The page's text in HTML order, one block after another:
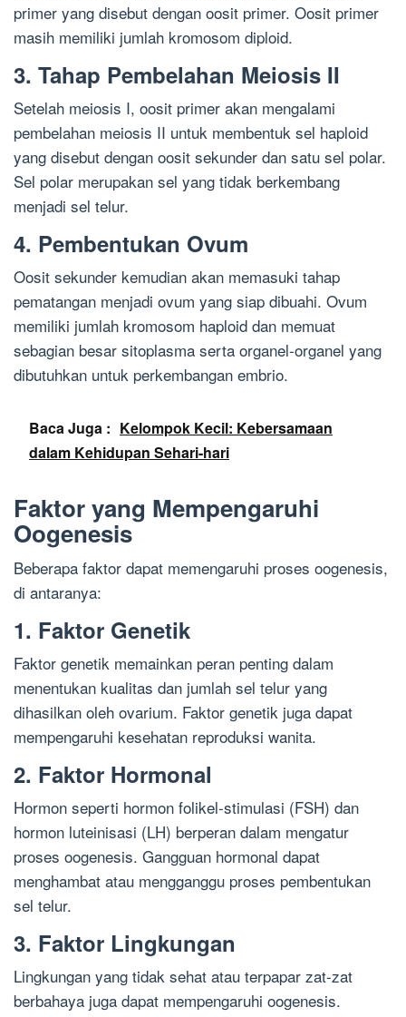
primer yang disebut dengan oosit primer. Oosit primer
masih memiliki jumlah kromosom diploid.
3. Tahap Pembelahan Meiosis II
Setelah meiosis I, oosit primer akan mengalami
pembelahan meiosis II untuk membentuk sel haploid
yang disebut dengan oosit sekunder dan satu sel polar.
Sel polar merupakan sel yang tidak berkembang
menjadi sel telur.
4. Pembentukan Ovum
Oosit sekunder kemudian akan memasuki tahap
pematangan menjadi ovum yang siap dibuahi. Ovum
memiliki jumlah kromosom haploid dan memuat
sebagian besar sitoplasma serta organel-organel yang
dibutuhkan untuk perkembangan embrio.
Baca Juga : Kelompok Kecil: Kebersamaan
dalam Kehidupan Sehari-hari
Faktor yang Mempengaruhi
Oogenesis
Beberapa faktor dapat memengaruhi proses oogenesis,
di antaranya:
1. Faktor Genetik
Faktor genetik memainkan peran penting dalam
menentukan kualitas dan jumlah sel telur yang
dihasilkan oleh ovarium. Faktor genetik juga dapat
mempengaruhi kesehatan reproduksi wanita.
2. Faktor Hormonal
Hormon seperti hormon folikel-stimulasi (FSH) dan
hormon luteinisasi (LH) berperan dalam mengatur
proses oogenesis. Gangguan hormonal dapat
menghambat atau mengganggu proses pembentukan
sel telur.
3. Faktor Lingkungan
Lingkungan yang tidak sehat atau terpapar zat-zat
berbahaya juga dapat mempengaruhi oogenesis.